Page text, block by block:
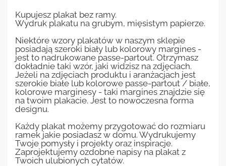
Kupujesz plakat bez ramy.
Wydruk plakatu na grubym, mięsistym papierze.
Niektóre wzory plakatów w naszym sklepie
posiadają szeroki biały lub kolorowy margines -
jest to nadrukowane passe-partout. Otrzymasz
dokładnie taki wzór, jaki widzisz na zdjęciach.
Jeżeli na zdjęciach produktu i aranżacjach jest
szerokie białe lub kolorowe passe-partout / białe,
kolorowe marginesy - taki margines znajdzie się
na twoim plakacie. Jest to nowoczesna forma
designu.
Każdy plakat możemy przygotować do rozmiaru
ramek jakie posiadasz w domu. Wydrukujemy
Twoje pomysły i projekty oraz inspiracje.
Zaprojektujemy ozdobne napisy na plakat z
Twoich ulubionych cytatów.